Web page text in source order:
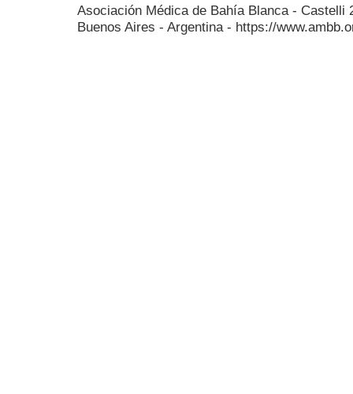
Asociación Médica de Bahía Blanca - Castelli
Buenos Aires - Argentina - https://